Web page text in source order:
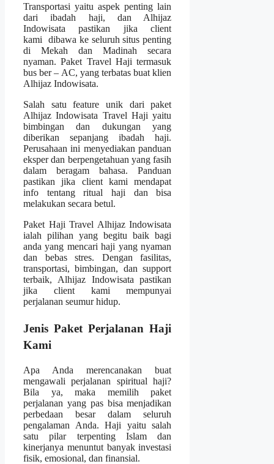
Transportasi yaitu aspek penting lain
dari ibadah haji, dan Alhijaz
Indowisata pastikan jika client
kami dibawa ke seluruh situs penting
di Mekah dan Madinah secara
nyaman. Paket Travel Haji termasuk
bus ber – AC, yang terbatas buat klien
Alhijaz Indowisata.
Salah satu feature unik dari paket
Alhijaz Indowisata Travel Haji yaitu
bimbingan dan dukungan yang
diberikan sepanjang ibadah haji.
Perusahaan ini menyediakan panduan
eksper dan berpengetahuan yang fasih
dalam beragam bahasa. Panduan
pastikan jika client kami mendapat
info tentang ritual haji dan bisa
melakukan secara betul.
Paket Haji Travel Alhijaz Indowisata
ialah pilihan yang begitu baik bagi
anda yang mencari haji yang nyaman
dan bebas stres. Dengan fasilitas,
transportasi, bimbingan, dan support
terbaik, Alhijaz Indowisata pastikan
jika client kami mempunyai
perjalanan seumur hidup.
Jenis Paket Perjalanan Haji
Kami
Apa Anda merencanakan buat
mengawali perjalanan spiritual haji?
Bila ya, maka memilih paket
perjalanan yang pas bisa menjadikan
perbedaan besar dalam seluruh
pengalaman Anda. Haji yaitu salah
satu pilar terpenting Islam dan
kinerjanya menuntut banyak investasi
fisik, emosional, dan finansial.